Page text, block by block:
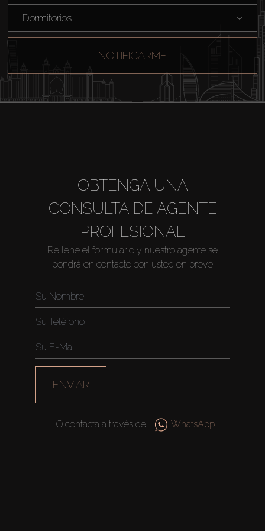
Venta
Sobre Plano
Agentes
Dormitorios
NOTIFICARME
OBTENGA UNA
CONSULTA DE AGENTE
PROFESIONAL
Rellene el formulario y nuestro agente se
pondrá en contacto con usted en breve
ENVIAR
O contacta a través de WhatsApp